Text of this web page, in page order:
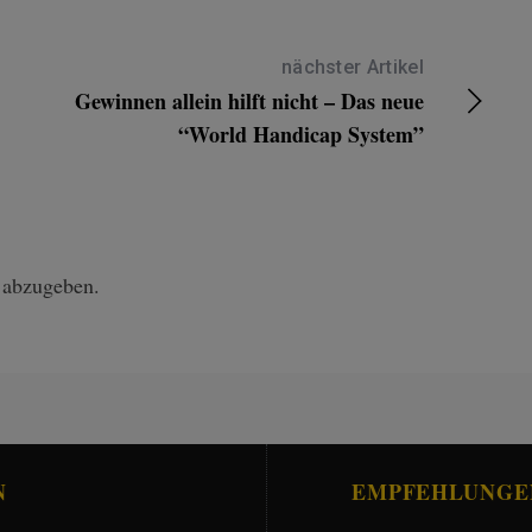
nächster Artikel
Gewinnen allein hilft nicht – Das neue
“World Handicap System”